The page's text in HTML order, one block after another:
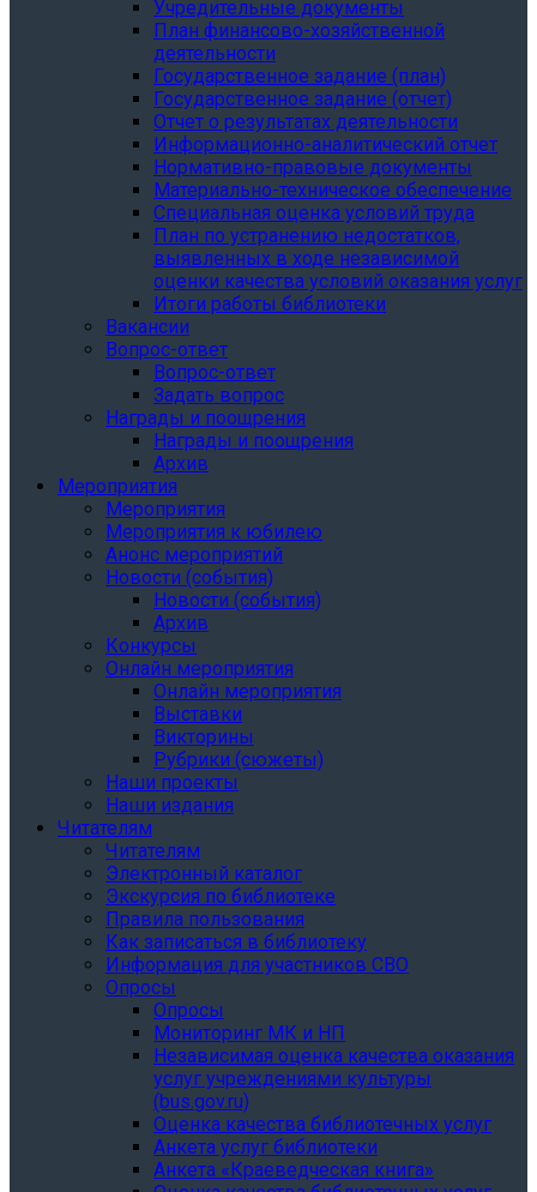
Учредительные документы
План финансово-хозяйственной
деятельности
Государственное задание (план)
Государственное задание (отчет)
Отчет о результатах деятельности
Информационно-аналитический отчет
Нормативно-правовые документы
Материально-техническое обеспечение
Специальная оценка условий труда
План по устранению недостатков,
выявленных в ходе независимой
оценки качества условий оказания услуг
Итоги работы библиотеки
Вакансии
Вопрос-ответ
Вопрос-ответ
Задать вопрос
Награды и поощрения
Награды и поощрения
Архив
Мероприятия
Мероприятия
Мероприятия к юбилею
Анонс мероприятий
Новости (события)
Новости (события)
Архив
Конкурсы
Онлайн мероприятия
Онлайн мероприятия
Выставки
Викторины
Рубрики (сюжеты)
Наши проекты
Наши издания
Читателям
Читателям
Электронный каталог
Экскурсия по библиотеке
Правила пользования
Как записаться в библиотеку
Информация для участников СВО
Опросы
Опросы
Мониторинг МК и НП
Независимая оценка качества оказания
услуг учреждениями культуры
(bus.gov.ru)
Оценка качества библиотечных услуг
Анкета услуг библиотеки
Анкета «Краеведческая книга»